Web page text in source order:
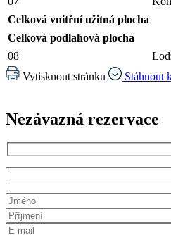
Celková vnitřní užitná plocha
Celková podlahová plocha
08
Vytisknout stránku Stáhnout
Nezávazná rezervace